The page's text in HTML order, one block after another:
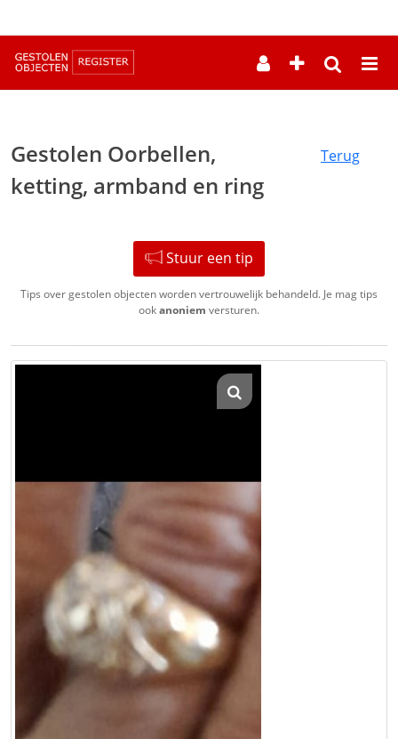
Gestolen Oorbellen,
ketting, armband en ring
Terug
Stuur een tip
Tips over gestolen objecten worden vertrouwelijk behandeld. Je mag tips
ookanoniem versturen.